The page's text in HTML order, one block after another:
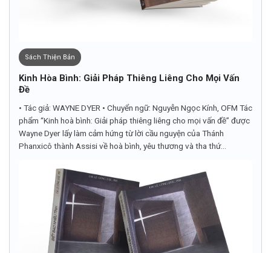
Sách Thiện Bản
Kinh Hòa Bình: Giải Pháp Thiêng Liêng Cho Mọi Vấn
Đề
• Tác giả: WAYNE DYER • Chuyển ngữ: Nguyễn Ngọc Kính, OFM Tác
phẩm “Kinh hoà bình: Giải pháp thiêng liêng cho mọi vấn đề” được
Wayne Dyer lấy làm cảm hứng từ lời cầu nguyện của Thánh
Phanxicô thành Assisi về hoà bình, yêu thương và tha thứ...